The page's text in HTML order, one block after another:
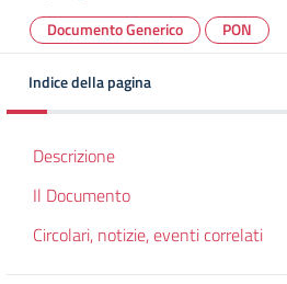
Documento Generico PON
Indice della pagina
Descrizione
Il Documento
Circolari, notizie, eventi correlati